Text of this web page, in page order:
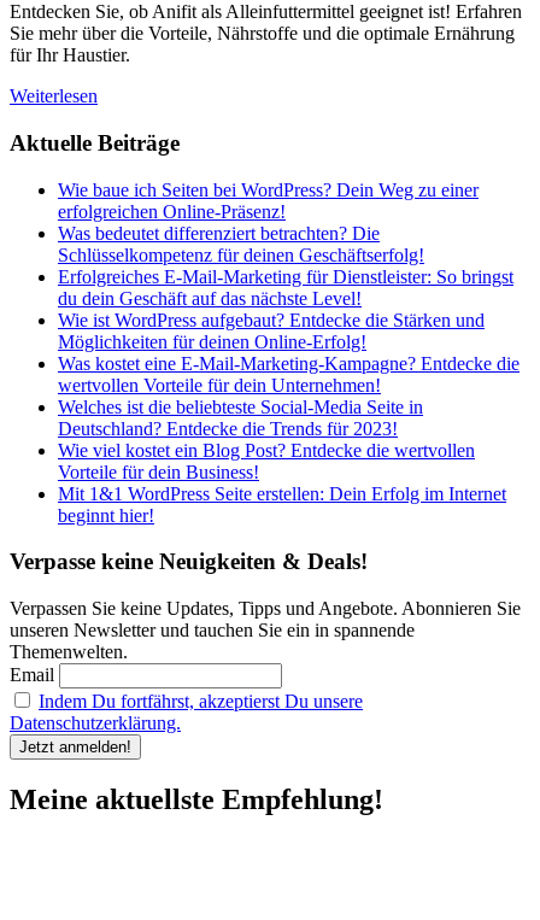
Entdecken Sie, ob Anifit als Alleinfuttermittel geeignet ist! Erfahren
Sie mehr über die Vorteile, Nährstoffe und die optimale Ernährung
für Ihr Haustier.
Weiterlesen
Aktuelle Beiträge
Wie baue ich Seiten bei WordPress? Dein Weg zu einer
erfolgreichen Online-Präsenz!
Was bedeutet differenziert betrachten? Die
Schlüsselkompetenz für deinen Geschäftserfolg!
Erfolgreiches E-Mail-Marketing für Dienstleister: So bringst
du dein Geschäft auf das nächste Level!
Wie ist WordPress aufgebaut? Entdecke die Stärken und
Möglichkeiten für deinen Online-Erfolg!
Was kostet eine E-Mail-Marketing-Kampagne? Entdecke die
wertvollen Vorteile für dein Unternehmen!
Welches ist die beliebteste Social-Media Seite in
Deutschland? Entdecke die Trends für 2023!
Wie viel kostet ein Blog Post? Entdecke die wertvollen
Vorteile für dein Business!
Mit 1&1 WordPress Seite erstellen: Dein Erfolg im Internet
beginnt hier!
Verpasse keine Neuigkeiten & Deals!
Verpassen Sie keine Updates, Tipps und Angebote. Abonnieren Sie
unseren Newsletter und tauchen Sie ein in spannende
Themenwelten.
Email
Indem Du fortfährst, akzeptierst Du unsere
Datenschutzerklärung.
Meine aktuellste Empfehlung!